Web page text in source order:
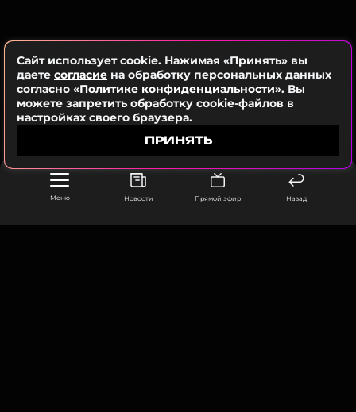
Меню Новости Прямой эфир Назад
Сайт использует cookie. Нажимая «Принять» вы
даете согласие на обработку персональных данных
согласно «Политике конфиденциальности». Вы
можете запретить обработку cookie-файлов в
настройках своего браузера.
ПРИНЯТЬ